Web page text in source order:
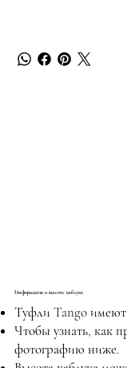
Информация о высоте каблука
Туфли Tango имеют
Чтобы узнать, как
фотографию ниже.